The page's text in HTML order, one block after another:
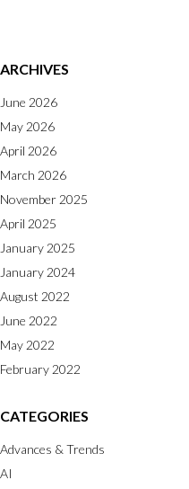
ARCHIVES
June 2026
May 2026
April 2026
March 2026
November 2025
April 2025
January 2025
January 2024
August 2022
June 2022
May 2022
February 2022
CATEGORIES
Advances & Trends
AI